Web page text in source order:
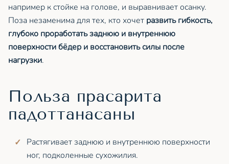
например к стойке на голове, и выравнивает осанку.
Поза незаменима для тех, кто хочет развить гибкость,
глубоко проработать заднюю и внутреннюю
поверхности бёдер и восстановить силы после
нагрузки.
Польза прасарита
падоттанасаны
Растягивает заднюю и внутреннюю поверхности
ног, подколенные сухожилия.